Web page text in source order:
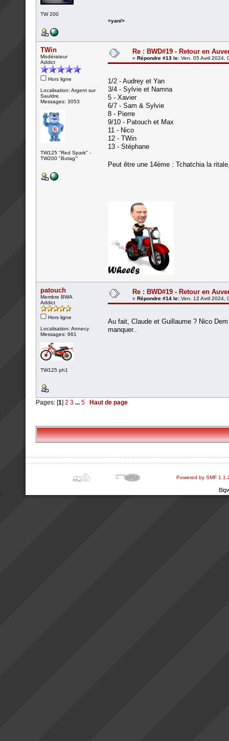
TW 200
<yan/>
TWin
Modérateur
Addict
Hors ligne
Localisation: Argent sur
Sauldre
Messages: 3053
TW125 "Red Spark" -
TW200 "Butag'"
Re : BWD#19 - Retour en
« Répondre #13 le: Ven. 05 Avril 2024,
1/2 - Audrey et Yan
3/4 - Sylvie et Namna
5 - Xavier
6/7 - Sam & Sylvie
8 - Pierre
9/10 - Patouch et Max
11 - Nico
12 - TWin
13 - Stéphane
Peut être une 14ème : Tchatchia la
patouch
Membre BWA
Addict
Hors ligne
Localisation: Annecy
Messages: 661
TW125 ph1
Re : BWD#19 - Retour en
« Répondre #14 le: Ven. 12 Avril 2024,
Au fait, Claude et Guillaume ? Nico
manquer..
Pages: [1] 2 3 ... 5 Haut de page
Powered by SMF
;